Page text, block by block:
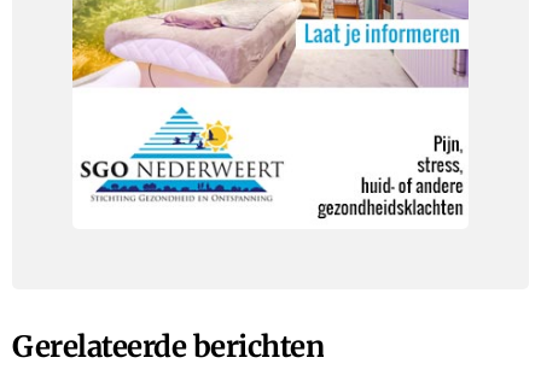
Gerelateerde berichten